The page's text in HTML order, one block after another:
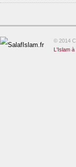
© 2014
L'Islam à